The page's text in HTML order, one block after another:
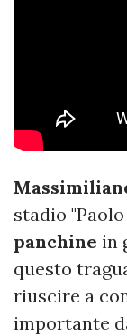
stadio
panchine in
questo
riuscire a
importante